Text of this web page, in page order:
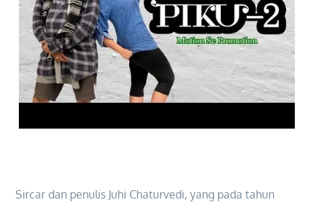
Sircar dan penulis Juhi Chaturvedi, yang pada tahun